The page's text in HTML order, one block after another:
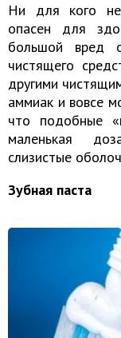
Ни для кого не
опасен для
большой вред
чистящего
другими
аммиак и вовсе
что подобные
маленькая
слизистые
Зубная паста